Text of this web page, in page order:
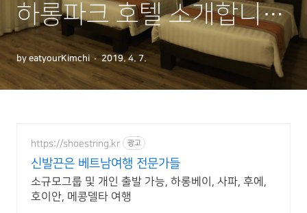
하롱파크 호텔 소개합니
다!
by eatyourKimchi 2019. 4. 7.
https://shoestring.kr 광고
신발끈은 베트남여행 전문가들
소규모그룹 및 개인 출발 가능, 하롱베이, 사파, 후에,
호이안, 메콩델타 여행